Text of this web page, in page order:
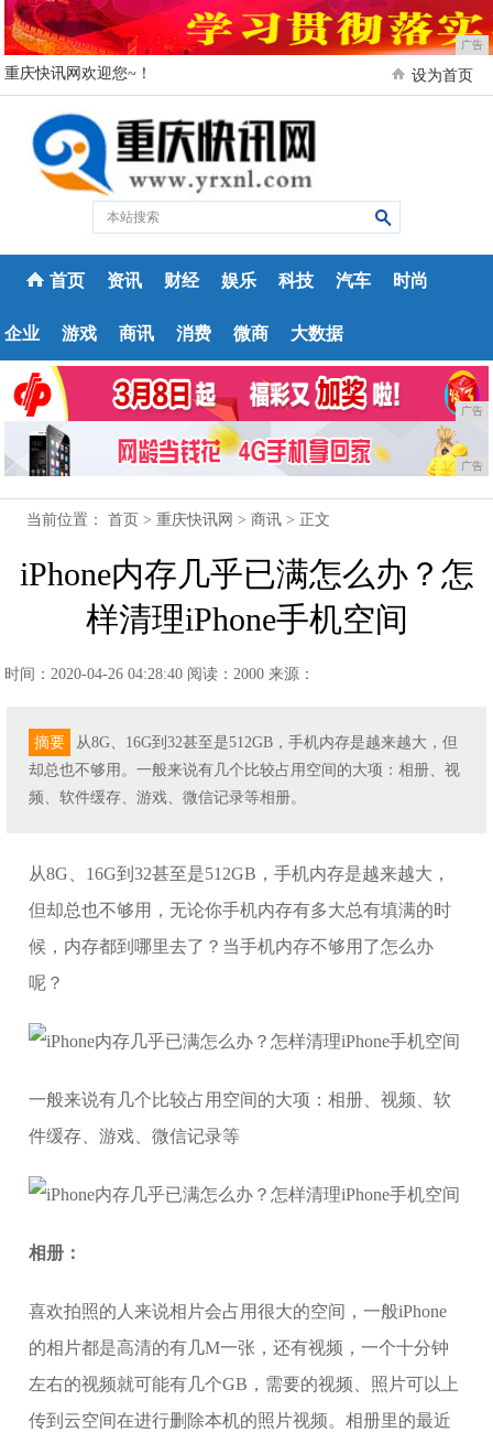
广告
重庆快讯网欢迎您~！ 设为首页
首页 资讯 财经 娱乐 科技 汽车 时尚
企业 游戏 商讯 消费 微商 大数据
广告
广告
当前位置：首页 >重庆快讯网 >商讯 > 正文
iPhone内存几乎已满怎么办？怎
样清理iPhone手机空间
时间：2020-04-26 04:28:40 阅读：2000 来源：
摘要
从8G、16G到32甚至是512GB，手机内存是越来越大，但
却总也不够用。一般来说有几个比较占用空间的大项：相册、视
频、软件缓存、游戏、微信记录等相册。
从8G、16G到32甚至是512GB，手机内存是越来越大，
但却总也不够用，无论你手机内存有多大总有填满的时
候，内存都到哪里去了？当手机内存不够用了怎么办
呢？
一般来说有几个比较占用空间的大项：相册、视频、软
件缓存、游戏、微信记录等
相册：
喜欢拍照的人来说相片会占用很大的空间，一般iPhone
的相片都是高清的有几M一张，还有视频，一个十分钟
左右的视频就可能有几个GB，需要的视频、照片可以上
传到云空间在进行删除本机的照片视频。相册里的最近